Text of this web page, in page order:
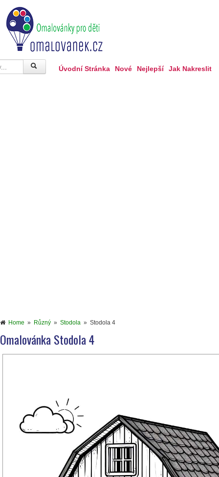
Úvodní Stránka Nové Nejlepší Jak Nakreslit
Home » Různý » Stodola » Stodola 4
Omalovánka Stodola 4